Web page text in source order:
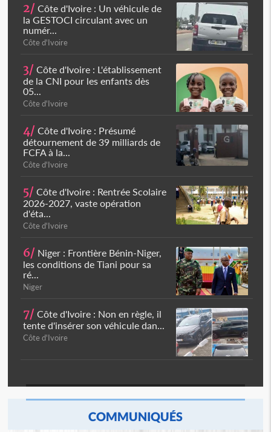
2/ Côte d'Ivoire : Un véhicule de
la GESTOCI circulant avec un
numér...
Côte d'Ivoire
3/ Côte d'Ivoire : L'établissement
de la CNI pour les enfants dès
05...
Côte d'Ivoire
4/ Côte d'Ivoire : Présumé
détournement de 39 milliards de
FCFA à la...
Côte d'Ivoire
5/ Côte d'Ivoire : Rentrée Scolaire
2026-2027, vaste opération
d'éta...
Côte d'Ivoire
6/ Niger : Frontière Bénin-Niger,
les conditions de Tiani pour sa
ré...
Niger
7/ Côte d'Ivoire : Non en règle, il
tente d'insérer son véhicule dan...
Côte d'Ivoire
COMMUNIQUÉS